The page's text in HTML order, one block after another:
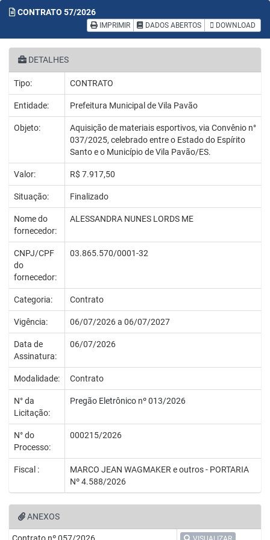
CONTRATO 57/2026
IMPRIMIR DADOS ABERTOS DOWNLOAD
DETALHES
Tipo: CONTRATO
Entidade: Prefeitura Municipal de Vila Pavão
Objeto:
Aquisição de materiais esportivos, via Convênio n°
037/2025, celebrado entre o Estado do Espírito
Santo e o Município de Vila Pavão/ES.
Valor: R$ 7.917,50
Situação: Finalizado
Nome do
fornecedor:
ALESSANDRA NUNES LORDS ME
CNPJ/CPF
do
fornecedor:
03.865.570/0001-32
Categoria: Contrato
Vigência: 06/07/2026 a 06/07/2027
Data de
Assinatura:
06/07/2026
Modalidade: Contrato
N° da
Licitação:
Pregão Eletrônico nº 013/2026
N° do
Processo:
000215/2026
Fiscal :
MARCO JEAN WAGMAKER e outros - PORTARIA
Nº 4.588/2026
ANEXOS